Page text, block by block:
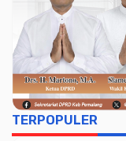
TERPOPULER